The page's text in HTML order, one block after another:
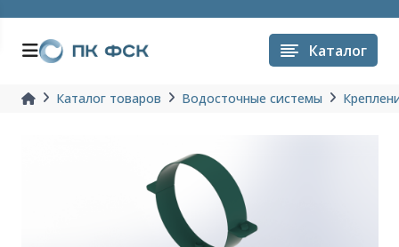
Каталог
Каталог товаров Водосточные системы